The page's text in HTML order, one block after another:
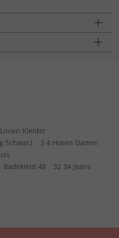
Kleider
Schwarz
3 4 Hosen Damen
Badekleid 48
32 34 Jeans